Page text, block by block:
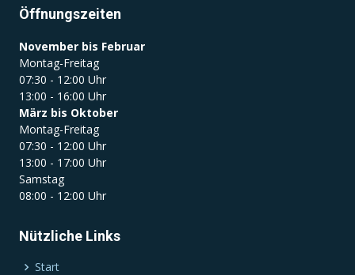
Öffnungszeiten
November bis Februar
Montag-Freitag
07:30 - 12:00 Uhr
13:00 - 16:00 Uhr
März bis Oktober
Montag-Freitag
07:30 - 12:00 Uhr
13:00 - 17:00 Uhr
Samstag
08:00 - 12:00 Uhr
Nützliche Links
Start